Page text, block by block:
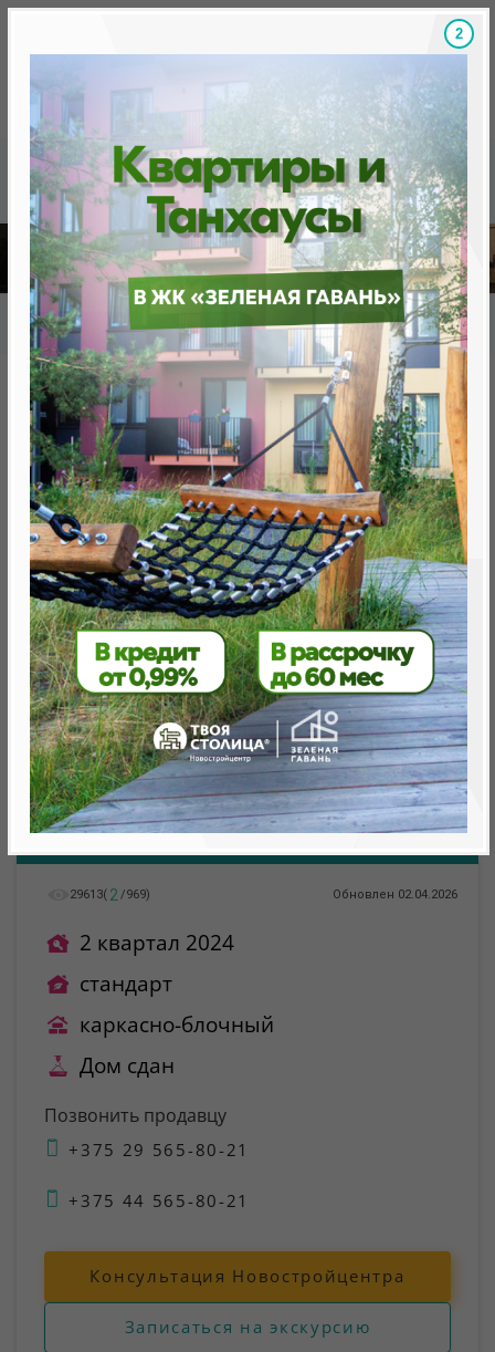
Скидки на новостройки, бонусы Готовые
Главная База новостроек Минска «Минск Мир»
20.3 "Румба", квартал "Мировых танцев"
20.3 "Румба", квартал
"Мировых танцев"
нет в продаже
Минск, Октябрьский, ул. Брилевская 27
метро «Ковальская Слобода», 566 м
29613( 2 /969) Обновлен 02.04.2026
2 квартал 2024
стандарт
каркасно-блочный
Дом сдан
Позвонить продавцу
+375 29 565-80-21
+375 44 565-80-21
Консультация Новостройцентра
Записаться на экскурсию
1